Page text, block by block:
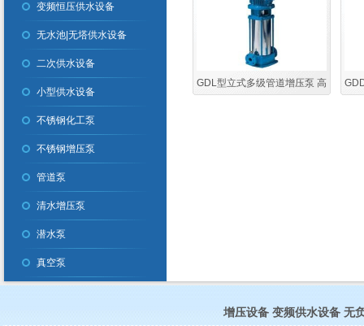
变频恒压供水设备
无水池|无塔供水设备
二次供水设备
小型供水设备
不锈钢化工泵
不锈钢增压泵
管道泵
清水增压泵
潜水泵
真空泵
GDL型立式多级管道增压泵 高
增压设备 变频供水设备 无